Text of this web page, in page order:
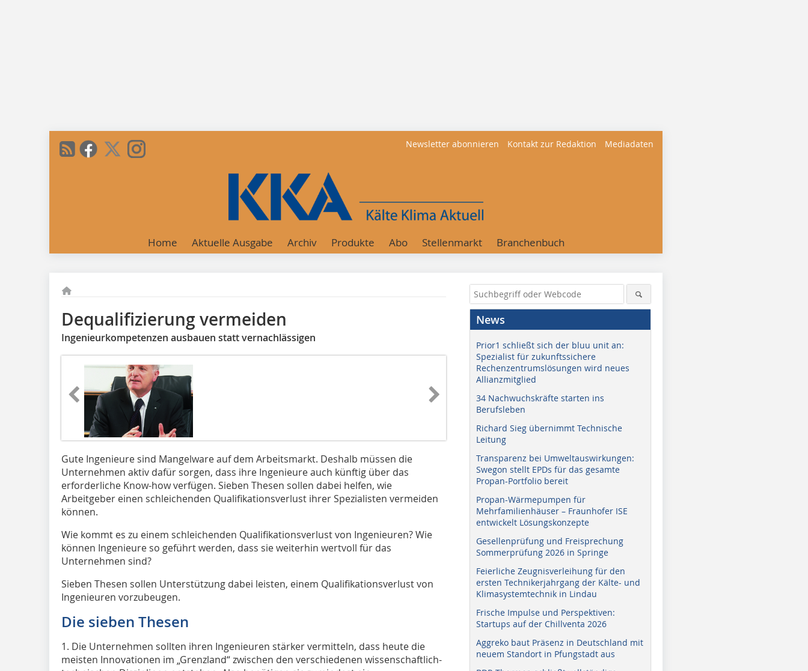
Newsletter abonnieren Kontakt zur Redaktion Mediadaten
Home Aktuelle Ausgabe Archiv Produkte Abo Stellenmarkt Branchenbuch
Dequalifizierung vermeiden
Ingenieurkompetenzen ausbauen statt vernachlässigen
Gute Ingenieure sind Mangelware auf dem Arbeitsmarkt. Deshalb müssen die
Unternehmen aktiv dafür sorgen, dass ihre Ingenieure auch künftig über das
erforderliche Know-how verfügen. Sieben Thesen sollen dabei helfen, wie
Arbeitgeber einen schleichenden Qualifikationsverlust ihrer Spezialisten vermeiden
können.
Wie kommt es zu einem schleichenden Qualifikationsverlust von Ingenieuren? Wie
können Ingenieure so geführt werden, dass sie weiterhin wertvoll für das
Unternehmen sind?
Sieben Thesen sollen Unter­stützung dabei leisten, einem Qualifikationsverlust von
Ingenieuren vorzubeugen.
Die sieben Thesen
1. Die Unternehmen sollten ihren Ingenieuren stärker vermitteln, dass heute die
meisten Innovationen im „Grenzland“ zwischen den verschiedenen wissenschaftlich-
News
Prior1 schließt sich der bluu unit an:
Spezialist für zukunftssichere
Rechenzentrumslösungen wird neues
Allianzmitglied
34 Nachwuchskräfte starten ins
Berufsleben
Richard Sieg übernimmt Technische
Leitung
Transparenz bei Umweltauswirkungen:
Swegon stellt EPDs für das gesamte
Propan-Portfolio bereit
Propan-Wärmepumpen für
Mehrfamilienhäuser – Fraunhofer ISE
entwickelt Lösungskonzepte
Gesellenprüfung und Freisprechung
Sommerprüfung 2026 in Springe
Feierliche Zeugnisverleihung für den
ersten Technikerjahrgang der Kälte- und
Klimasystemtechnik in Lindau
Frische Impulse und Perspektiven:
Startups auf der Chillventa 2026
Aggreko baut Präsenz in Deutschland mit
neuem Standort in Pfungstadt aus